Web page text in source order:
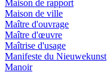
Maison de rapport
Maison de ville
Maître d'ouvrage
Maître d'œuvre
Maîtrise d'usage
Manifeste du Nieuwekunst
Manoir